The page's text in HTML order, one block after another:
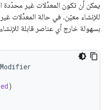
يمكن أن تكون المعدِّلات غير محدّدة
للإنشاء معيّن. في حالة المعدِّلات
بسهولة خارج أي عناصر قابلة
Modifier
)